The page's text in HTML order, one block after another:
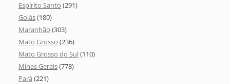
Espírito Santo (291)
Goiás(180)
Maranhão (303)
Mato Grosso (236)
Mato Grosso do Sul(110)
Minas Gerais(778)
Pará (221)